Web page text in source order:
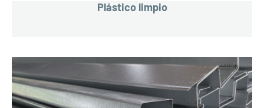
Plástico limpio